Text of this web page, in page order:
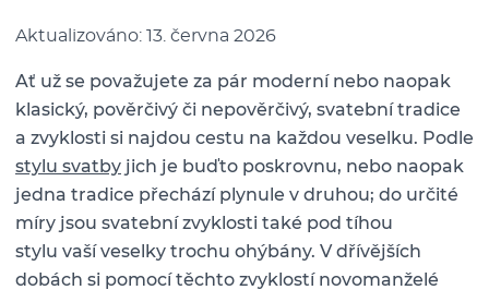
Aktualizováno: 13. června 2026
Ať už se považujete za pár moderní nebo naopak
klasický, pověrčivý či nepověrčivý, svatební tradice
a zvyklosti si najdou cestu na každou veselku. Podle
stylu svatby jich je buďto poskrovnu, nebo naopak
jedna tradice přechází plynule v druhou; do určité
míry jsou svatební zvyklosti také pod tíhou
stylu vaší veselky trochu ohýbány. V dřívějších
dobách si pomocí těchto zvyklostí novomanželé